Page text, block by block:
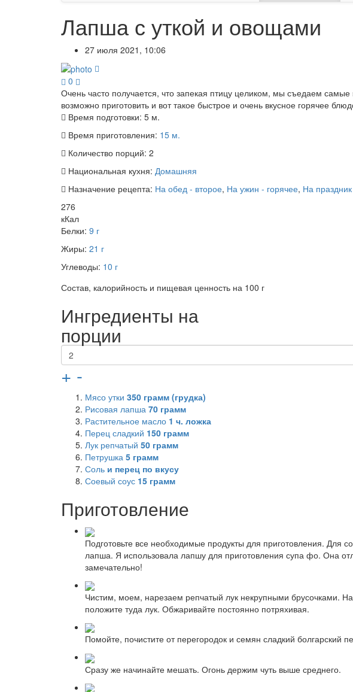
Лапша с уткой и овощами
27 июля 2021, 10:06
0
Очень часто получается, что запекая птицу целиком, мы съедаем
возможно приготовить и вот такое быстрое и очень вкусное горячее
Время подготовки: 5 м.
Время приготовления: 15 м.
Количество порций: 2
Национальная кухня: Домашняя
Назначение рецепта: На обед - второе, На ужин - горячее, На праздник
276
кКал
Белки: 9 г
Жиры: 21 г
Углеводы: 10 г
Состав, калорийность и пищевая ценность на 100 г
Ингредиенты на
порции
+ -
Мясо утки 350 грамм (грудка)
Рисовая лапша 70 грамм
Растительное масло 1 ч. ложка
Перец сладкий 150 грамм
Лук репчатый 50 грамм
Петрушка 5 грамм
Соль и перец по вкусу
Соевый соус 15 грамм
Приготовление
Подготовьте все необходимые продукты для приготовления. Для
лапша. Я использовала лапшу для приготовления супа фо. Она
замечательно!
Чистим, моем, нарезаем репчатый лук некрупными брусочками. На
положите туда лук. Обжаривайте постоянно потряхивая.
Помойте, почистите от перегородок и семян сладкий болгарский
Сразу же начинайте мешать. Огонь держим чуть выше среднего.